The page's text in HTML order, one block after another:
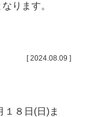
ります。
[ 2024.08.09 ]
８日(日)ま